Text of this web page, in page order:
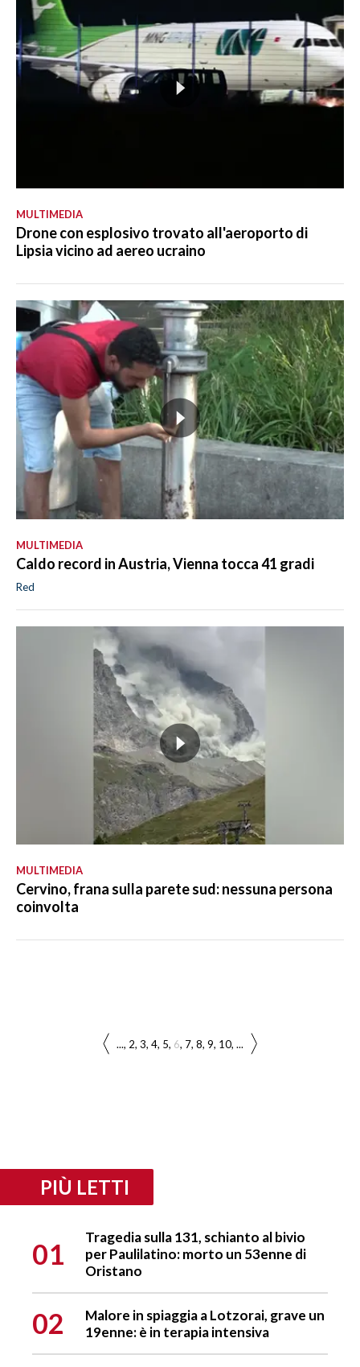
MULTIMEDIA
Drone con esplosivo trovato all'aeroporto di
Lipsia vicino ad aereo ucraino
MULTIMEDIA
Caldo record in Austria, Vienna tocca 41 gradi
Red
MULTIMEDIA
Cervino, frana sulla parete sud: nessuna persona
coinvolta
... 2 3 4 5 6 7 8 9 10 ...
PIÙ LETTI
01
Tragedia sulla 131, schianto al bivio
per Paulilatino: morto un 53enne di
Oristano
02
Malore in spiaggia a Lotzorai, grave un
19enne: è in terapia intensiva